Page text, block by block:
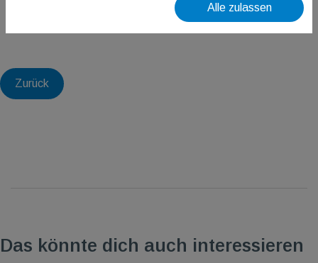
Zurück
Das könnte dich auch interessieren
Alle zulassen